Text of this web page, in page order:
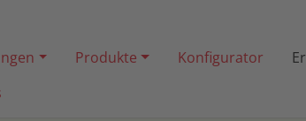
Produkte Konfigurator